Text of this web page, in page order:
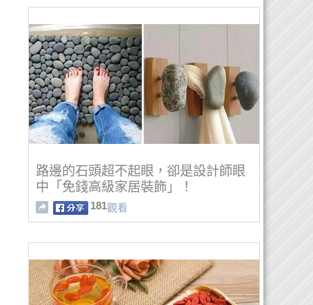
路邊的石頭超不起眼，卻是設計師眼
中「免錢高級家居裝飾」！
181觀看